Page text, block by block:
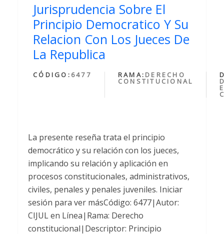
Jurisprudencia Sobre El
Principio Democratico Y Su
Relacion Con Los Jueces De
La Republica
CÓDIGO: 6477 RAMA: DERECHO
CONSTITUCIONAL
La presente reseña trata el principio
democrático y su relación con los jueces,
implicando su relación y aplicación en
procesos constitucionales, administrativos,
civiles, penales y penales juveniles. Iniciar
sesión para ver másCódigo: 6477|Autor:
CIJUL en Línea|Rama: Derecho
constitucional|Descriptor: Principio